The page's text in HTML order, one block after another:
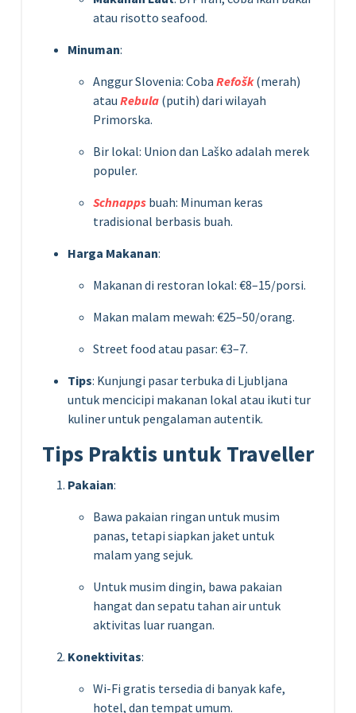
atau risotto seafood.
Minuman:
Anggur Slovenia: Coba Refošk(merah)
atau Rebula (putih) dari wilayah
Primorska.
Bir lokal: Union dan Laško adalah merek
populer.
Schnapps buah: Minuman keras
tradisional berbasis buah.
Harga Makanan:
Makanan di restoran lokal: €8–15/porsi.
Makan malam mewah: €25–50/orang.
Street food atau pasar: €3–7.
Tips: Kunjungi pasar terbuka di Ljubljana
untuk mencicipi makanan lokal atau ikuti tur
kuliner untuk pengalaman autentik.
Tips Praktis untuk Traveller
Pakaian:
Bawa pakaian ringan untuk musim
panas, tetapi siapkan jaket untuk
malam yang sejuk.
Untuk musim dingin, bawa pakaian
hangat dan sepatu tahan air untuk
aktivitas luar ruangan.
Konektivitas:
Wi-Fi gratis tersedia di banyak kafe,
hotel, dan tempat umum.